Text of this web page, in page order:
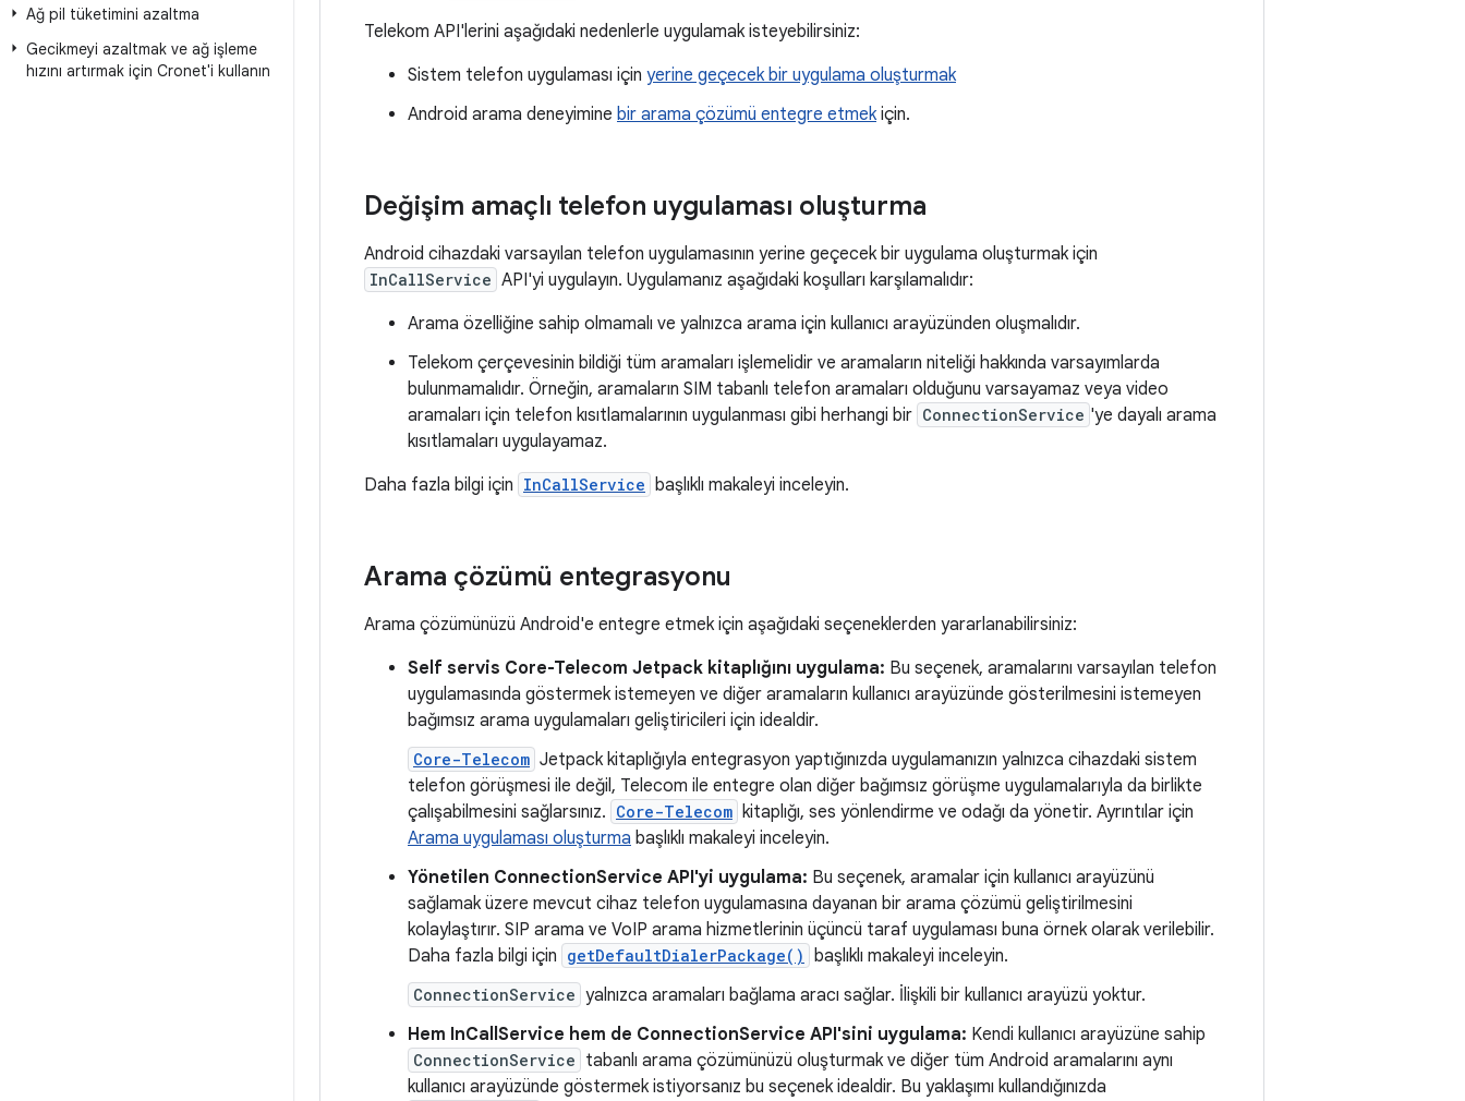
Ağ pil tüketimini azaltma
Gecikmeyi azaltmak ve ağ işleme
hızını artırmak için Cronet'i kullanın
Telekom API'lerini aşağıdaki nedenlerle uygulamak isteyebilirsiniz:
Sistem telefon uygulaması için yerine geçecek bir uygulama oluşturmak
Android arama deneyimine bir arama çözümü entegre etmekiçin.
Değişim amaçlı telefon uygulaması oluşturma
Android cihazdaki varsayılan telefon uygulamasının yerine geçecek bir uygulama oluşturmak için
InCallService API'yi uygulayın. Uygulamanız aşağıdaki koşulları karşılamalıdır:
Arama özelliğine sahip olmamalı ve yalnızca arama için kullanıcı arayüzünden oluşmalıdır.
Telekom çerçevesinin bildiği tüm aramaları işlemelidir ve aramaların niteliği hakkında varsayımlarda
bulunmamalıdır. Örneğin, aramaların SIM tabanlı telefon aramaları olduğunu varsayamaz veya video
aramaları için telefon kısıtlamalarının uygulanması gibi herhangi bir ConnectionService 'ye dayalı arama
kısıtlamaları uygulayamaz.
Daha fazla bilgi için InCallService başlıklı makaleyi inceleyin.
Arama çözümü entegrasyonu
Arama çözümünüzü Android'e entegre etmek için aşağıdaki seçeneklerden yararlanabilirsiniz:
Self servis Core-Telecom Jetpack kitaplığını uygulama: Bu seçenek, aramalarını varsayılan telefon
uygulamasında göstermek istemeyen ve diğer aramaların kullanıcı arayüzünde gösterilmesini istemeyen
bağımsız arama uygulamaları geliştiricileri için idealdir.
Core-Telecom Jetpack kitaplığıyla entegrasyon yaptığınızda uygulamanızın yalnızca cihazdaki sistem
telefon görüşmesi ile değil, Telecom ile entegre olan diğer bağımsız görüşme uygulamalarıyla da birlikte
çalışabilmesini sağlarsınız. Core-Telecom kitaplığı, ses yönlendirme ve odağı da yönetir. Ayrıntılar için
Arama uygulaması oluşturma başlıklı makaleyi inceleyin.
Yönetilen ConnectionService API'yi uygulama: Bu seçenek, aramalar için kullanıcı arayüzünü
sağlamak üzere mevcut cihaz telefon uygulamasına dayanan bir arama çözümü geliştirilmesini
kolaylaştırır. SIP arama ve VoIP arama hizmetlerinin üçüncü taraf uygulaması buna örnek olarak verilebilir.
Daha fazla bilgi için getDefaultDialerPackage() başlıklı makaleyi inceleyin.
ConnectionService yalnızca aramaları bağlama aracı sağlar. İlişkili bir kullanıcı arayüzü yoktur.
Hem InCallService hem de ConnectionService API'sini uygulama: Kendi kullanıcı arayüzüne sahip
ConnectionService tabanlı arama çözümünüzü oluşturmak ve diğer tüm Android aramalarını aynı
kullanıcı arayüzünde göstermek istiyorsanız bu seçenek idealdir. Bu yaklaşımı kullandığınızda